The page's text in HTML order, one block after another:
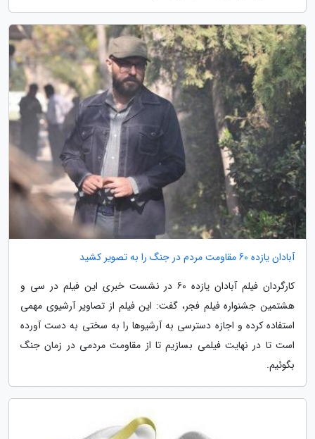
آبادان یازده 60 مقاومت مردم در جنگ را به تصویر کشید
کارگردان فیلم آبادان یازده 60 در نشست خبری این فیلم در سی و
هشتمین جشنواره فیلم فجر، گفت: این فیلم از تصاویر آرشیوی مهمی
استفاده کرده و اجازه دسترسی به آرشیوها را به سختی به دست آورده
است تا در نهایت فیلمی بسازیم تا از مقاومت مردمی در زمان جنگ
بگوئیم.